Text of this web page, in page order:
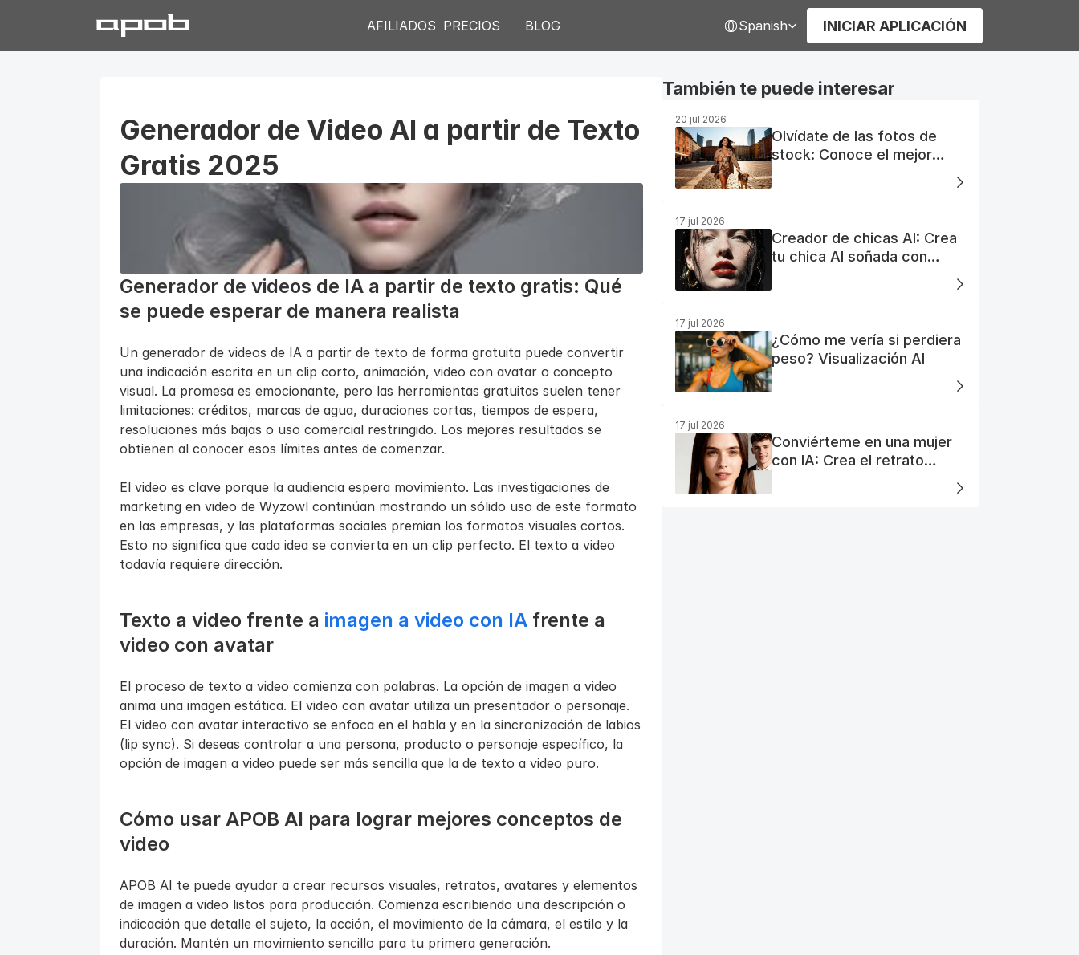
AFILIADOS PRECIOS BLOG Spanish INICIAR APLICACIÓN
Generador de Video AI a partir de Texto
Gratis 2025
Generador de videos de IA a partir de texto gratis: Qué
se puede esperar de manera realista
Un generador de videos de IA a partir de texto de forma gratuita puede convertir
una indicación escrita en un clip corto, animación, video con avatar o concepto
visual. La promesa es emocionante, pero las herramientas gratuitas suelen tener
limitaciones: créditos, marcas de agua, duraciones cortas, tiempos de espera,
resoluciones más bajas o uso comercial restringido. Los mejores resultados se
obtienen al conocer esos límites antes de comenzar.
El video es clave porque la audiencia espera movimiento. Las investigaciones de
marketing en video de Wyzowl continúan mostrando un sólido uso de este formato
en las empresas, y las plataformas sociales premian los formatos visuales cortos.
Esto no significa que cada idea se convierta en un clip perfecto. El texto a video
todavía requiere dirección.
Texto a video frente a imagen a video con IA frente a
video con avatar
El proceso de texto a video comienza con palabras. La opción de imagen a video
anima una imagen estática. El video con avatar utiliza un presentador o personaje.
El video con avatar interactivo se enfoca en el habla y en la sincronización de labios
(lip sync). Si deseas controlar a una persona, producto o personaje específico, la
opción de imagen a video puede ser más sencilla que la de texto a video puro.
Cómo usar APOB AI para lograr mejores conceptos de
video
APOB AI te puede ayudar a crear recursos visuales, retratos, avatares y elementos
de imagen a video listos para producción. Comienza escribiendo una descripción o
indicación que detalle el sujeto, la acción, el movimiento de la cámara, el estilo y la
duración. Mantén un movimiento sencillo para tu primera generación.
También te puede interesar
20 jul 2026
Olvídate de las fotos de
stock: Conoce el mejor
generador de fotos AI
gratuito
17 jul 2026
Creador de chicas AI: Crea
tu chica AI soñada con
17 jul 2026
¿Cómo me vería si perdiera
peso? Visualización AI
17 jul 2026
Conviérteme en una mujer
con IA: Crea el retrato